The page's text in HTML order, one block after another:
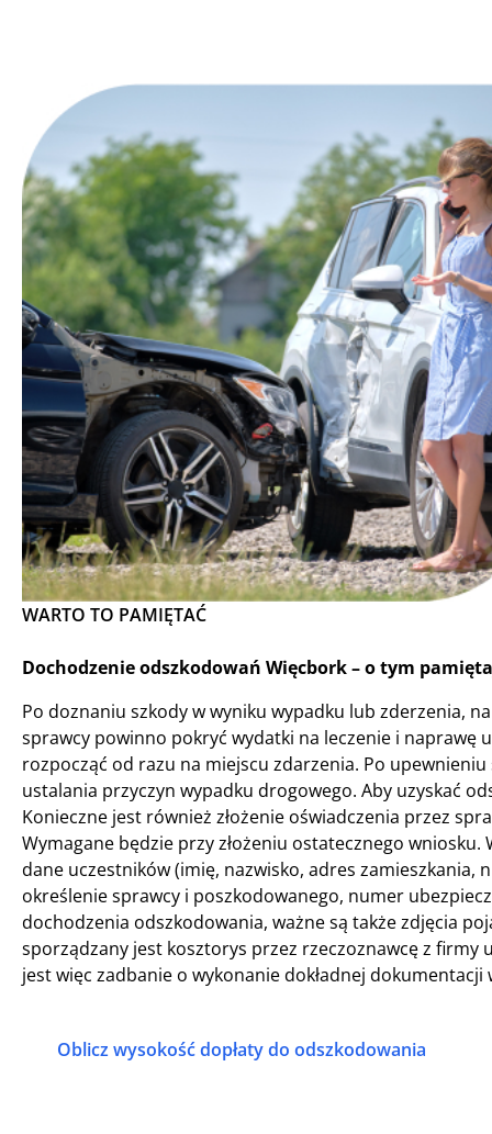
WARTO TO PAMIĘTAĆ
Dochodzenie odszkodowań Więcbork – o tym
Po doznaniu szkody w wyniku wypadku lub zderzenia,
sprawcy powinno pokryć wydatki na leczenie i
rozpocząć od razu na miejscu zdarzenia. Po
ustalania przyczyn wypadku drogowego. Aby uzyskać
Konieczne jest również złożenie oświadczenia przez
Wymagane będzie przy złożeniu ostatecznego
dane uczestników (imię, nazwisko, adres zamieszkania,
określenie sprawcy i poszkodowanego, numer
dochodzenia odszkodowania, ważne są także zdjęcia
sporządzany jest kosztorys przez rzeczoznawcę z firmy
jest więc zadbanie o wykonanie dokładnej
Oblicz wysokość dopłaty do odszkodowania